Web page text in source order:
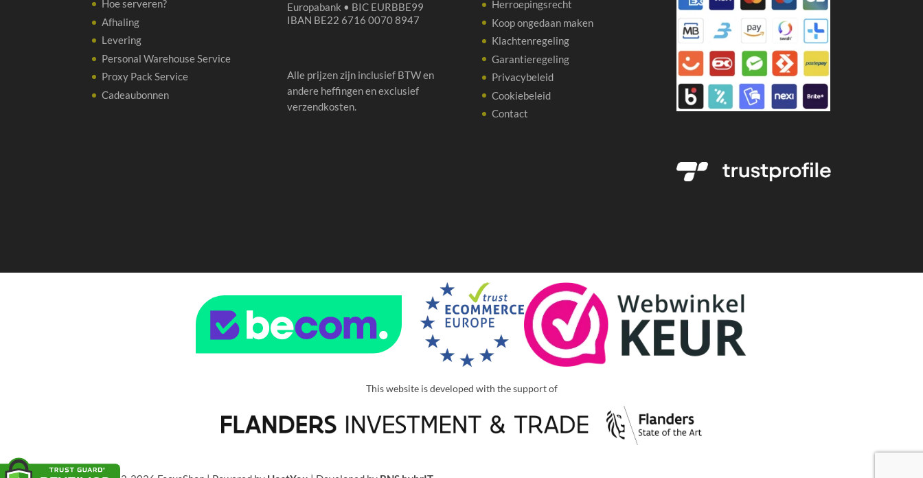
Hoe serveren?
Afhaling
Levering
Personal Warehouse Service
Proxy Pack Service
Cadeaubonnen
Europabank • BIC EURBBE99
IBAN BE22 6716 0070 8947
Alle prijzen zijn inclusief BTW en
andere heffingen en exclusief
verzendkosten.
Herroepingsrecht
Koop ongedaan maken
Klachtenregeling
Garantieregeling
Privacybeleid
Cookiebeleid
Contact
This website is developed with the support of